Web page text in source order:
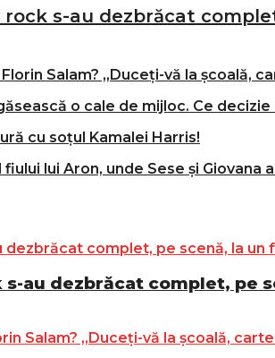
s-au dezbrăcat
Salam? „Duceți-vă la școală,
o cale de mijloc. Ce decizie
cu soțul Kamalei Harris!
lui Aron, unde Sese și Giovana
au dezbrăcat complet, pe